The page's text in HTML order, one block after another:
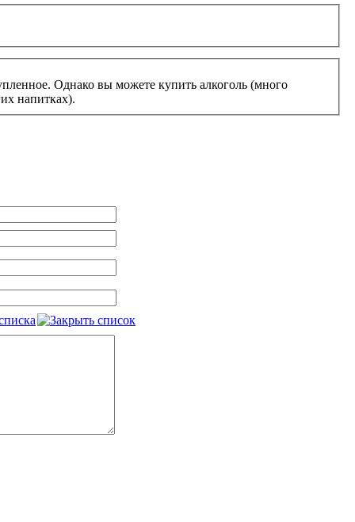
Однако вы можете купить алкоголь (много
напитках).